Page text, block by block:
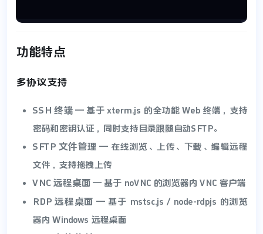
功能特点
多协议支持
SSH 终端— 基于 xterm.js 的全功能 Web 终端，支持
密码和密钥认证，同时支持目录跟随自动SFTP。
SFTP 文件管理 — 在线浏览、上传、下载、编辑远程
文件，支持拖拽上传
VNC 远程桌面 — 基于 noVNC 的浏览器内 VNC 客户端
RDP 远程桌面 — 基于 mstsc.js / node-rdpjs 的浏览
器内 Windows 远程桌面